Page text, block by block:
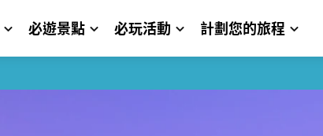
必遊景點 必玩活動 計劃您的旅程